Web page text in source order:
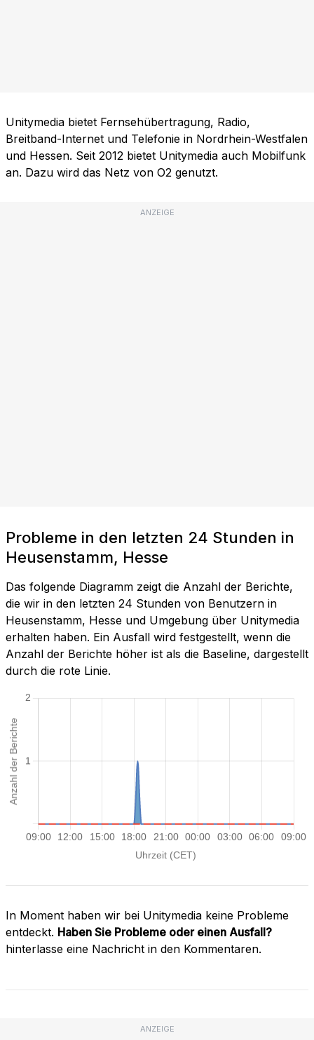
Unitymedia bietet Fernsehübertragung, Radio,
Breitband-Internet und Telefonie in Nordrhein-Westfalen
und Hessen. Seit 2012 bietet Unitymedia auch Mobilfunk
an. Dazu wird das Netz von O2 genutzt.
ANZEIGE
Probleme in den letzten 24 Stunden in
Heusenstamm, Hesse
Das folgende Diagramm zeigt die Anzahl der Berichte,
die wir in den letzten 24 Stunden von Benutzern in
Heusenstamm, Hesse und Umgebung über Unitymedia
erhalten haben. Ein Ausfall wird festgestellt, wenn die
Anzahl der Berichte höher ist als die Baseline, dargestellt
durch die rote Linie.
In Moment haben wir bei Unitymedia keine Probleme
entdeckt. Haben Sie Probleme oder einen Ausfall?
hinterlasse eine Nachricht in den Kommentaren.
ANZEIGE